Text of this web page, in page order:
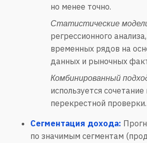
но менее точно.
Статистические
регрессионного
временных рядов на
данных и рыночных
Комбинированный
используется
перекрестной проверки.
Сегментация дохода:
по значимым сегментам